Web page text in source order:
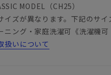
MODEL（CH25）
ズが異なります。下記のサイ
ニング・家庭洗濯可《洗濯機
扱いについて